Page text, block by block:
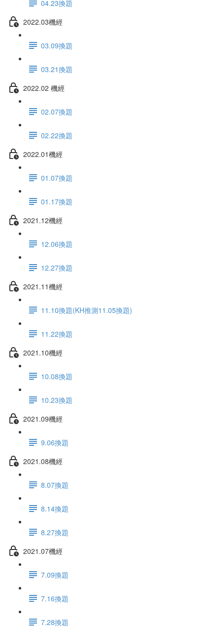
04.23換題
2022.03機經
03.09換題
03.21換題
2022.02 機經
02.07換題
02.22換題
2022.01機經
01.07換題
01.17換題
2021.12機經
12.06換題
12.27換題
2021.11機經
11.10換題(KH推測11.05換題)
11.22換題
2021.10機經
10.08換題
10.23換題
2021.09機經
9.06換題
2021.08機經
8.07換題
8.14換題
8.27換題
2021.07機經
7.09換題
7.16換題
7.28換題